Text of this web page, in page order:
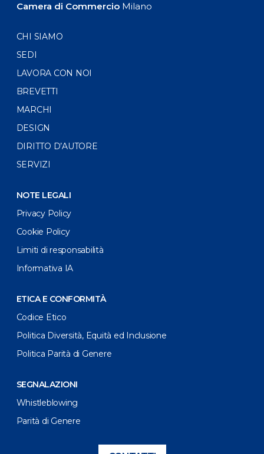
Camera di CommercioMilano
CHI SIAMO
SEDI
LAVORA CON NOI
BREVETTI
MARCHI
DESIGN
DIRITTO D’AUTORE
SERVIZI
NOTE LEGALI
Privacy Policy
Cookie Policy
Limiti di responsabilità
Informativa IA
ETICA E CONFORMITÀ
Codice Etico
Politica Diversità, Equità ed Inclusione
Politica Parità di Genere
SEGNALAZIONI
Whistleblowing
Parità di Genere